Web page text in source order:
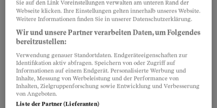
Es sei denn, dieser hatin seinem Testament
dafür gesorgt. An diesem Grundsatz änderte
auch die Revision des Erbrechts nichts. Seit
1.1.2023 können sich Konkubinatspaare aber
immerhin gegenseitig einengrösseren
Erbanteil vermachenals bisher. Denn der
Pflichtteilvon Kindern wurde
Sie auf den Link Voreinstellungen verwalten am unteren Rand der
Webseite klicken. Ihre Einstellungen gelten innerhalb unseres Website.
Weitere Informationen finden Sie in unserer Datenschutzerklärung.
Wir und unsere Partner verarbeiten Daten, um Folgendes
bereitzustellen:
Verwendung genauer Standortdaten. Endgeräteeigenschaften zur
Identifikation aktiv abfragen. Speichern von oder Zugriff auf
Informationen auf einem Endgerät. Personalisierte Werbung und
Inhalte, Messung von Werbeleistung und der Performance von
Inhalten, Zielgruppenforschung sowie Entwicklung und Verbesserung
von Angeboten.
Liste der Partner (Lieferanten)